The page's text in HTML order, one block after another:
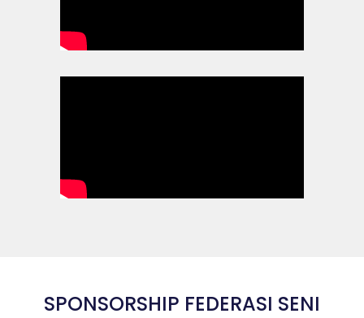
SPONSORSHIP FEDERASI SENI